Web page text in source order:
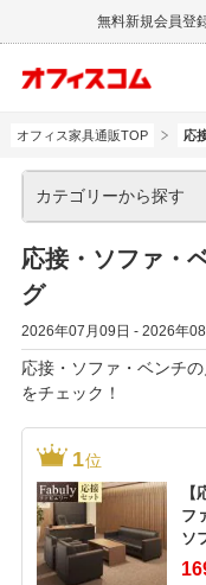
無料新規会員登
オフィス家具通販TOP 応
カテゴリーから探す
応接・ソファ・
グ
2026年07月09日 - 2026年
応接・ソファ・ベンチ
をチェック！
1位
フ
ソ